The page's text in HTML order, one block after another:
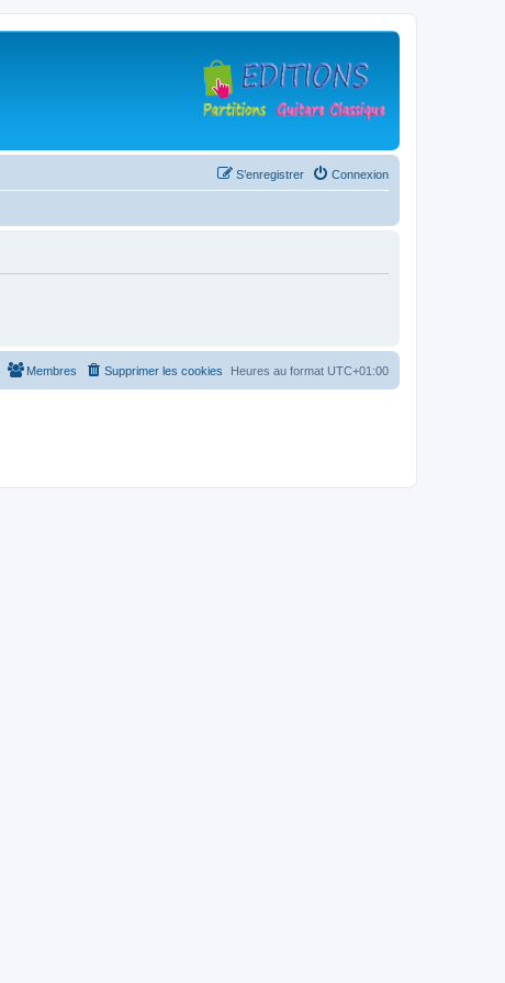
Connexion
S’enregistrer
Heures au format UTC+01:00
Supprimer les cookies
Membres